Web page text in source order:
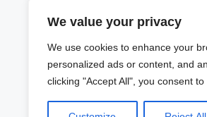
We value your privacy
We use cookies to enhance your
personalized ads or content, and
clicking "Accept All", you consent to
barricas de roble francés y
Además, la casa vinícola
restaurante Terruño
también realizan